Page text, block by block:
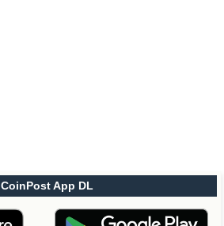
CoinPost App DL